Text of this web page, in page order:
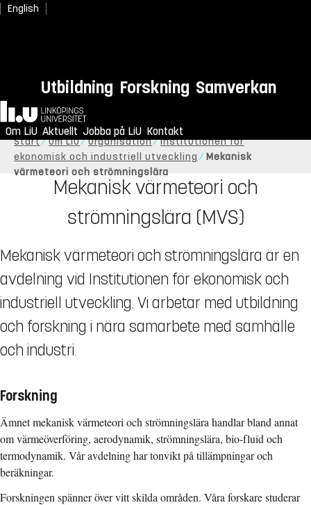
English
Utbildning Forskning Samverkan
Hem
Om LiU Aktuellt Jobba på LiU Kontakt
Start Om LiU Organisation
Institutionen för
ekonomisk och industriell utveckling
Mekanisk
värmeteori och strömningslära
Mekanisk värmeteori och
strömningslära (MVS)
Mekanisk värmeteori och strömningslära är en
avdelning vid Institutionen för ekonomisk och
industriell utveckling. Vi arbetar med utbildning
och forskning i nära samarbete med samhälle
och industri.
Forskning
Ämnet mekanisk värmeteori och strömningslära handlar bland annat
om värmeöverföring, aerodynamik, strömningslära, bio-fluid och
termodynamik. Vår avdelning har tonvikt på tillämpningar och
beräkningar.
Forskningen spänner över vitt skilda områden. Våra forskare studerar